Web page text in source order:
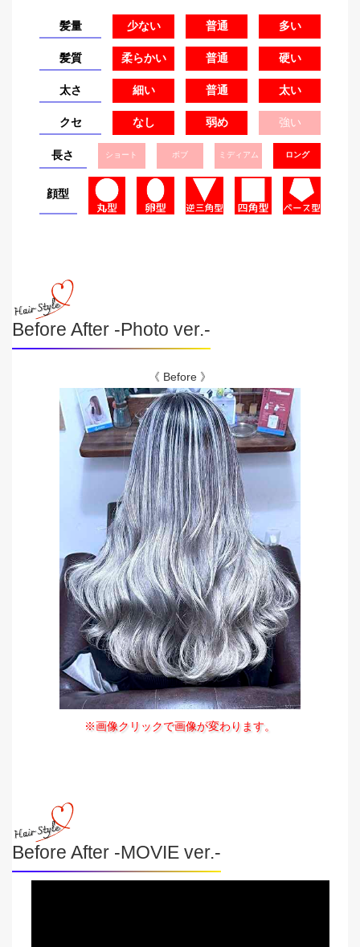
髪量 少ない 普通 多い
髪質 柔らかい 普通 硬い
太さ 細い 普通 太い
クセ なし 弱め 強い
長さ ショート ボブ ミディアム ロング
顔型
Before After -Photo ver.-
《 Before 》
※画像クリックで画像が変わります。
Before After -MOVIE ver.-